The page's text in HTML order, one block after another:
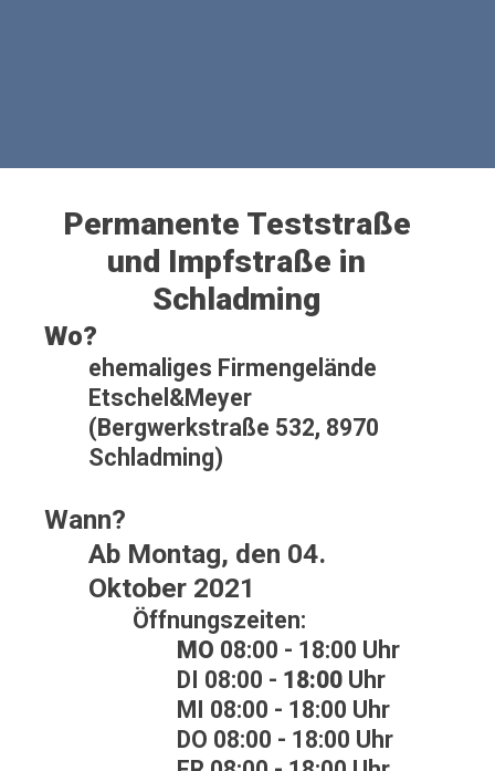
Permanente Teststraße
und Impfstraße in
Schladming
Wo?
ehemaliges Firmengelände
Etschel&Meyer
(Bergwerkstraße 532, 8970
Schladming)
Wann?
Ab Montag, den 04.
Oktober 2021
Öffnungszeiten:
MO 08:00 - 18:00 Uhr
DI 08:00 - 18:00 Uhr
MI 08:00 - 18:00 Uhr
DO 08:00 - 18:00 Uhr